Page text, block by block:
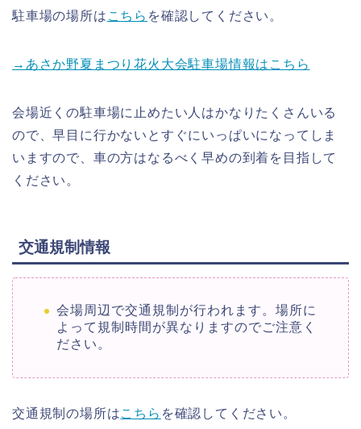
駐車場の場所は こちら を確認してください。
→あさか野夏まつり花火大会駐車場情報はこちら
会場近くの駐車場に止めたい人はかなりたくさんいる
ので、早目に行かないとすぐにいっぱいになってしま
いますので、車の方はなるべく早めの到着を目指して
ください。
交通規制情報
会場周辺で交通規制が行われます。場所に
よって規制時間が異なりますのでご注意く
ださい。
交通規制の場所はこちら を確認してください。